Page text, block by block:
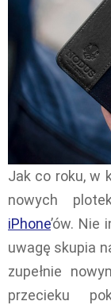
Jak co roku, w
nowych
iPhone’ów. Nie
uwagę skupia
zupełnie
przecieku